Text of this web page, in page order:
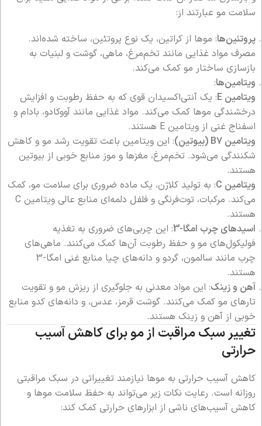
سلامت مو عبارتند از:
پروتئین‌ها: موها از کراتین، یک نوع پروتئین، ساخته شده‌اند.
مصرف مواد غذایی مانند تخم‌مرغ، ماهی، گوشت و لبنیات به
بازسازی ساختار مو کمک می‌کند.
ویتامین‌ها:
ویتامین E
: یک آنتی‌اکسیدان قوی که به حفظ رطوبت و افزایش
درخشندگی موها کمک می‌کند. مواد غذایی مانند آووکادو، بادام و
اسفناج غنی از ویتامین E هستند.
ویتامین B7 (بیوتین)
: این ویتامین باعث تقویت رشد مو و کاهش
شکنندگی می‌شود. تخم‌مرغ، مغزها و موز منابع خوبی از بیوتین
هستند.
ویتامین C
: به تولید کلاژن، یک ماده ضروری برای سلامت مو، کمک
می‌کند. مرکبات، توت‌فرنگی و فلفل دلمه‌ای منابع عالی ویتامین C
هستند.
اسیدهای چرب امگا-3 : این چربی‌های ضروری به تغذیه
فولیکول‌های مو و حفظ رطوبت آن‌ها کمک می‌کنند. ماهی‌های
چرب مانند سالمون، گردو و دانه‌های چیا منابع غنی امگا-3
هستند.
آهن و زینک: این مواد معدنی به جلوگیری از ریزش مو و تقویت
تارهای مو کمک می‌کنند. گوشت قرمز، عدس، و دانه‌های کدو منابع
خوبی از آهن و زینک هستند.
تغییر سبک مراقبت از مو برای کاهش آسیب
حرارتی
کاهش آسیب حرارتی به موها نیازمند تغییراتی در سبک مراقبتی
روزانه است. رعایت نکات زیر می‌تواند به حفظ سلامت موها و
کاهش آسیب‌های ناشی از ابزارهای حرارتی کمک کند: